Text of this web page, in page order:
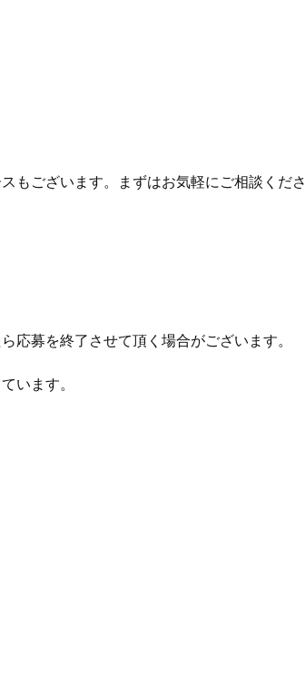
もございます。まずはお気軽にご相談くださ
応募を終了させて頂く場合がございます。
います。